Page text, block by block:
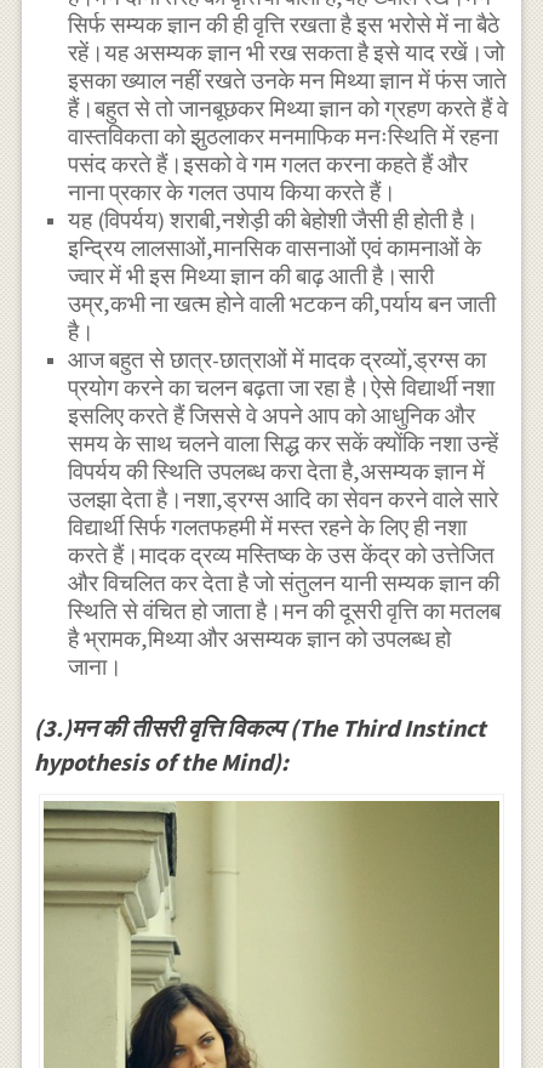
सिर्फ सम्यक ज्ञान की ही वृत्ति रखता है इस भरोसे में ना बैठे
रहें।यह असम्यक ज्ञान भी रख सकता है इसे याद रखें।जो
इसका ख्याल नहीं रखते उनके मन मिथ्या ज्ञान में फंस जाते
हैं।बहुत से तो जानबूछकर मिथ्या ज्ञान को ग्रहण करते हैं वे
वास्तविकता को झुठलाकर मनमाफिक मनःस्थिति में रहना
पसंद करते हैं।इसको वे गम गलत करना कहते हैं और
नाना प्रकार के गलत उपाय किया करते हैं।
यह (विपर्यय) शराबी,नशेड़ी की बेहोशी जैसी ही होती है।
इन्द्रिय लालसाओं,मानसिक वासनाओं एवं कामनाओं के
ज्वार में भी इस मिथ्या ज्ञान की बाढ़ आती है।सारी
उम्र,कभी ना खत्म होने वाली भटकन की,पर्याय बन जाती
है।
आज बहुत से छात्र-छात्राओं में मादक द्रव्यों,ड्रग्स का
प्रयोग करने का चलन बढ़ता जा रहा है।ऐसे विद्यार्थी नशा
इसलिए करते हैं जिससे वे अपने आप को आधुनिक और
समय के साथ चलने वाला सिद्ध कर सकें क्योंकि नशा उन्हें
विपर्यय की स्थिति उपलब्ध करा देता है,असम्यक ज्ञान में
उलझा देता है।नशा,ड्रग्स आदि का सेवन करने वाले सारे
विद्यार्थी सिर्फ गलतफहमी में मस्त रहने के लिए ही नशा
करते हैं।मादक द्रव्य मस्तिष्क के उस केंद्र को उत्तेजित
और विचलित कर देता है जो संतुलन यानी सम्यक ज्ञान की
स्थिति से वंचित हो जाता है।मन की दूसरी वृत्ति का मतलब
है भ्रामक,मिथ्या और असम्यक ज्ञान को उपलब्ध हो
जाना।
(3.)मन की तीसरी वृत्ति विकल्प (The Third Instinct
hypothesis of the Mind):